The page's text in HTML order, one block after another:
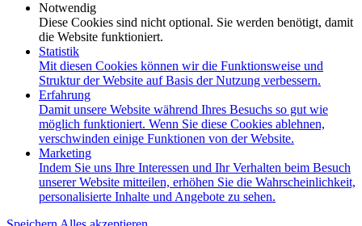
Notwendig
Diese Cookies sind nicht optional. Sie werden benötigt, damit
die Website funktioniert.
Statistik
Mit diesen Cookies können wir die Funktionsweise und
Struktur der Website auf Basis der Nutzung verbessern.
Erfahrung
Damit unsere Website während Ihres Besuchs so gut wie
möglich funktioniert. Wenn Sie diese Cookies ablehnen,
verschwinden einige Funktionen von der Website.
Marketing
Indem Sie uns Ihre Interessen und Ihr Verhalten beim Besuch
unserer Website mitteilen, erhöhen Sie die Wahrscheinlichkeit,
personalisierte Inhalte und Angebote zu sehen.